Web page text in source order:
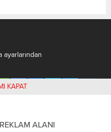
ayarlarından
KAPAT
ALANI